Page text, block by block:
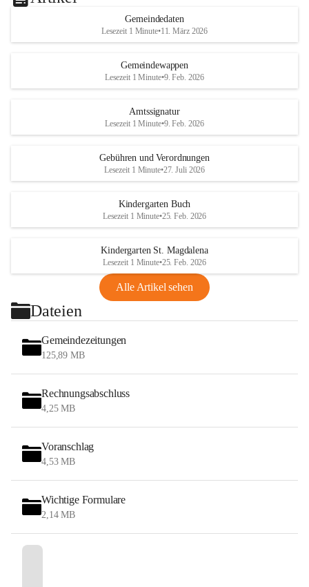
Gemeindedaten
Lesezeit 1 Minute•11. März 2026
Gemeindewappen
Lesezeit 1 Minute•9. Feb. 2026
Amtssignatur
Lesezeit 1 Minute•9. Feb. 2026
Gebühren und Verordnungen
Lesezeit 1 Minute•27. Juli 2026
Kindergarten Buch
Lesezeit 1 Minute•25. Feb. 2026
Kindergarten St. Magdalena
Lesezeit 1 Minute•25. Feb. 2026
Alle Artikel sehen
Dateien
Gemeindezeitungen
125,89 MB
Rechnungsabschluss
4,25 MB
Voranschlag
4,53 MB
Wichtige Formulare
2,14 MB